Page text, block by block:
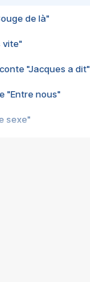
de là"
vite"
"Jacques a dit"
"Entre nous"
sexe"